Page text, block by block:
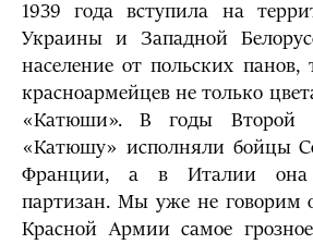
1939 года вступила на
Украины и Западной
население от польских панов,
красноармейцев не только
«Катюши». В годы Второй
«Катюшу» исполняли бойцы
Франции, а в Италии она
партизан. Мы уже не говорим
Красной Армии самое